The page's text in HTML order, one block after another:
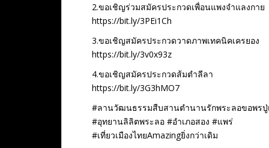
2.ขอเชิญร่วมสมัครประกวดเพื่อนแพงจำแลงกาย
https://bit.ly/3PEi1Ch
3.ขอเชิญสมัครประกวดวาดภาพเทคนิคเครยอง
https://bit.ly/3v0x93z
4.ขอเชิญสมัครประกวดส้มตำลีลา
https://bit.ly/3G3hMO7
#ลานวัฒนธรรมสืบสานตำนานรักพระลอขอพรปู่
#อุทยานลิลิตพระลอ #อำเภอสอง #แพร่
#เที่ยวเมืองไทยAmazingยิ่งกว่าเดิม